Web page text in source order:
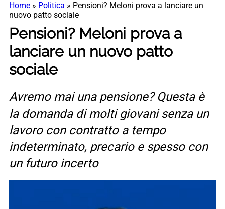
Home » Politica » Pensioni? Meloni prova a lanciare un
nuovo patto sociale
Pensioni? Meloni prova a
lanciare un nuovo patto
sociale
Avremo mai una pensione? Questa è
la domanda di molti giovani senza un
lavoro con contratto a tempo
indeterminato, precario e spesso con
un futuro incerto